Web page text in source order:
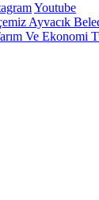
Youtube
Ayvacık
Ve Ekonomi